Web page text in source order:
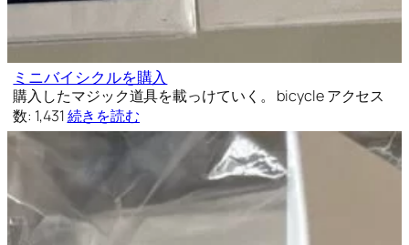
ミニバイシクルを購入
購入したマジック道具を載っけていく。 bicycle アクセス
数: 1,431続きを読む